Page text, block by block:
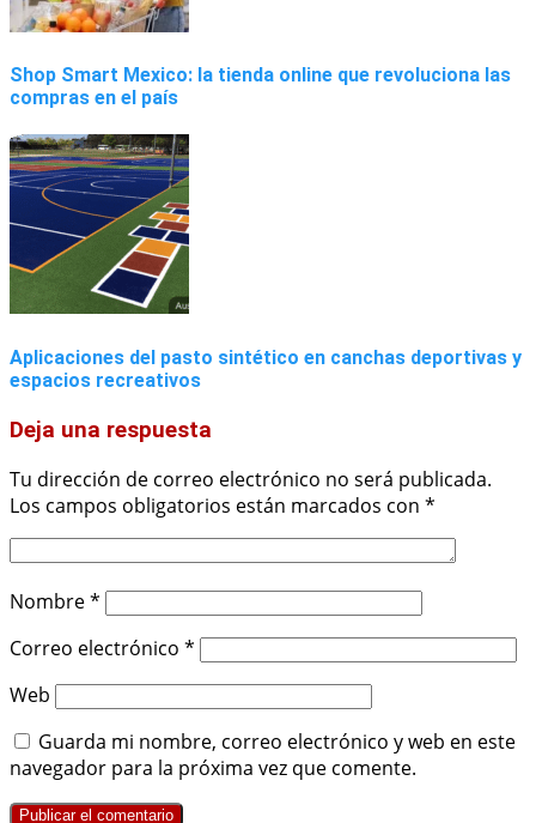
Shop Smart Mexico: la tienda online que revoluciona las
compras en el país
Aplicaciones del pasto sintético en canchas deportivas y
espacios recreativos
Deja una respuesta
Tu dirección de correo electrónico no será publicada.
Los campos obligatorios están marcados con *
Nombre*
Correo electrónico *
Web
Guarda mi nombre, correo electrónico y web en este
navegador para la próxima vez que comente.